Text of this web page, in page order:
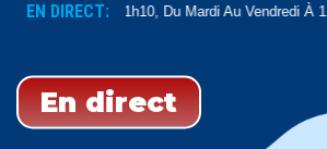
EN DIRECT:
Le Samedi À 11h10, Du Mardi Au Vendredi À 12h
En direct